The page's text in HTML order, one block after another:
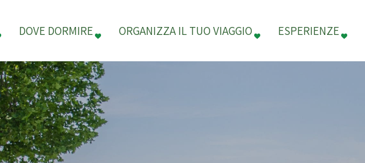
DOVE DORMIRE ORGANIZZA IL TUO VIAGGIO ESPERIENZE